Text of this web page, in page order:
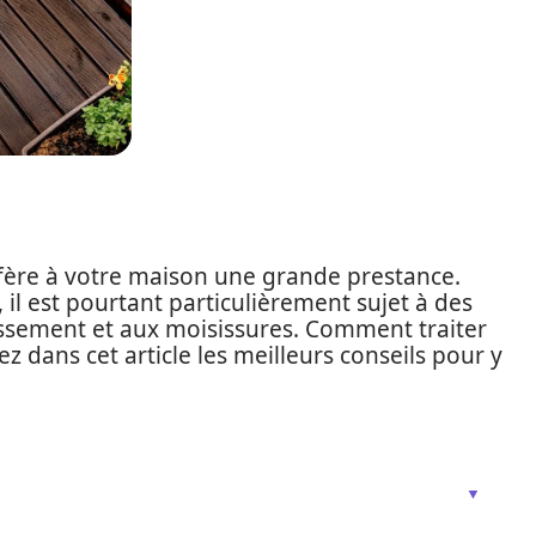
à votre maison une grande prestance.
il est pourtant particulièrement sujet à des
et aux moisissures. Comment traiter
dans cet article les meilleurs conseils pour y